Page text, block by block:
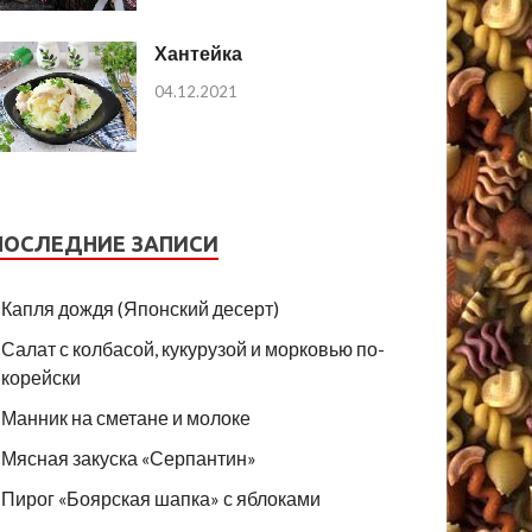
Хантейка
04.12.2021
ЗАПИСИ
Капля дождя (Японский десерт)
Салат с колбасой, кукурузой и морковью по-
корейски
Манник на сметане и молоке
Мясная закуска «Серпантин»
Пирог «Боярская шапка» с яблоками